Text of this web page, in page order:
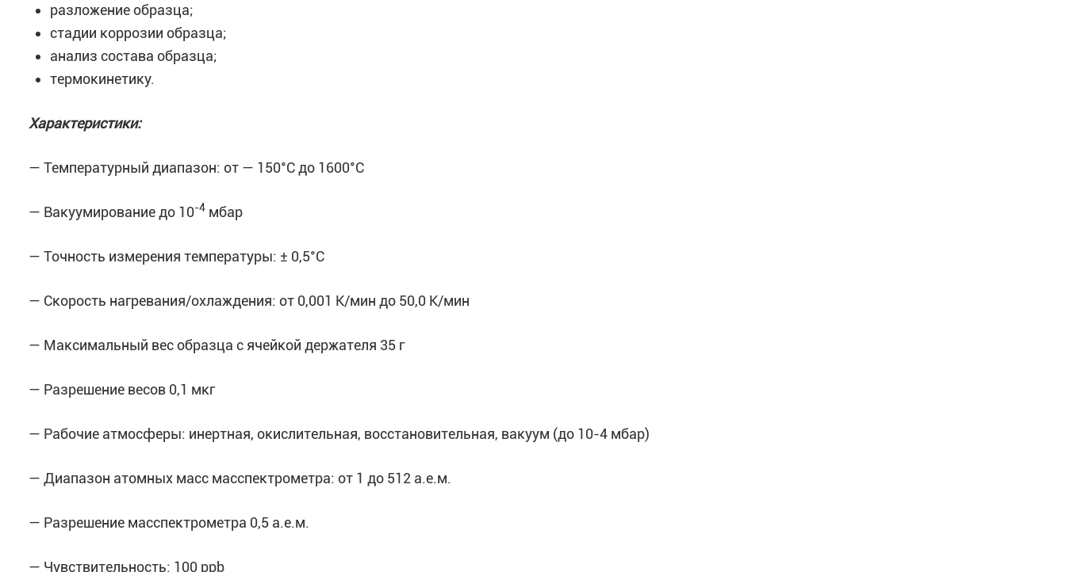
разложение образца;
стадии коррозии образца;
анализ состава образца;
термокинетику.
Характеристики:
— Температурный диапазон: от — 150°C до 1600°C
— Вакуумирование до 10-4 мбар
— Точность измерения температуры: ± 0,5°С
— Скорость нагревания/охлаждения: от 0,001 К/мин до 50,0 К/мин
— Максимальный вес образца с ячейкой держателя 35 г
— Разрешение весов 0,1 мкг
— Рабочие атмосферы: инертная, окислительная, восстановительная, вакуум (до 10-4 мбар)
— Диапазон атомных масс масспектрометра: от 1 до 512 а.е.м.
— Разрешение масспектрометра 0,5 а.е.м.
— Чувствительность: 100 ppb